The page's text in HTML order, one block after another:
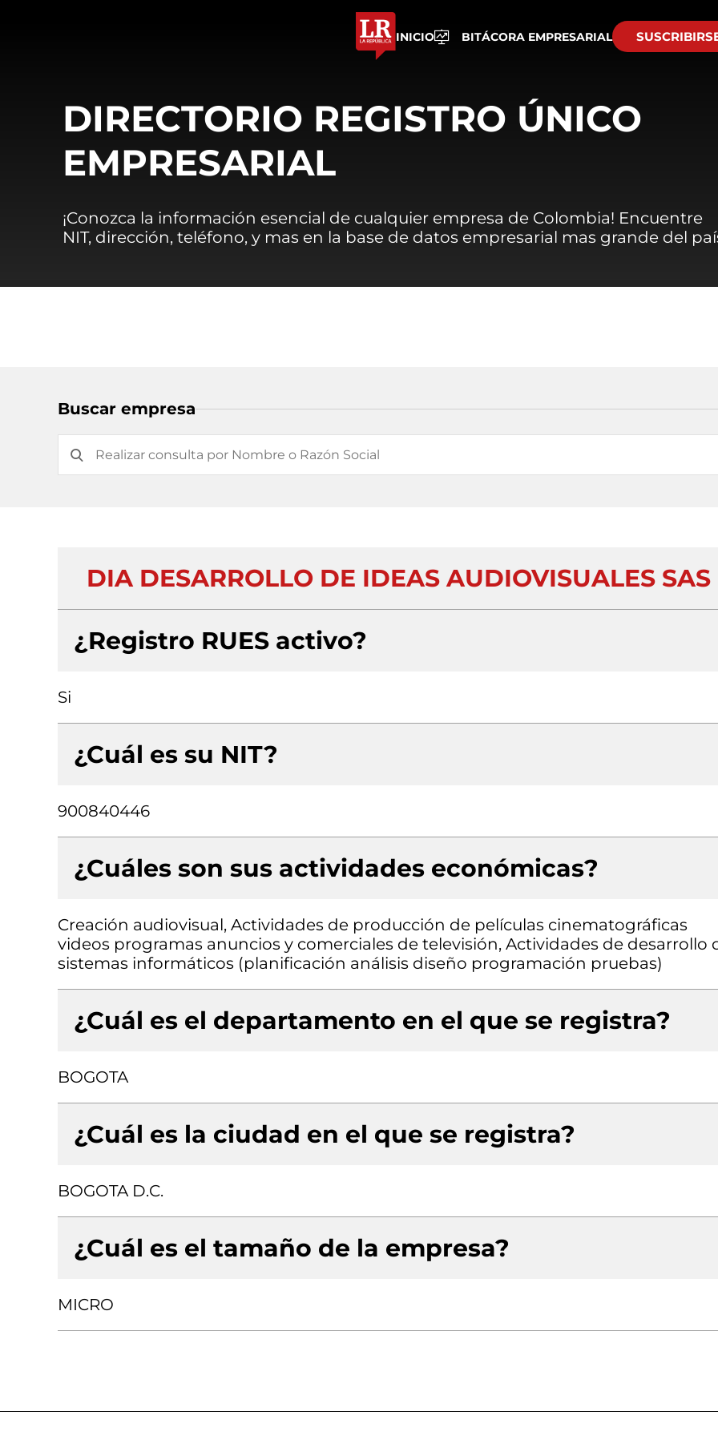
INICIO BITÁCORA EMPRESARIAL
DIRECTORIO REGISTRO ÚNICO
EMPRESARIAL
¡Conozca la información esencial de cualquier empresa de Colombia! Encuentre
NIT, dirección, teléfono, y mas en la base de datos empresarial mas grande del
Buscar empresa
DIA DESARROLLO DE IDEAS AUDIOVISUALES SAS
¿Registro RUES activo?
Si
¿Cuál es su NIT?
900840446
¿Cuáles son sus actividades económicas?
Creación audiovisual, Actividades de producción de películas cinematográficas
videos programas anuncios y comerciales de televisión, Actividades de desarrollo
sistemas informáticos (planificación análisis diseño programación pruebas)
¿Cuál es el departamento en el que se registra?
BOGOTA
¿Cuál es la ciudad en el que se registra?
BOGOTA D.C.
¿Cuál es el tamaño de la empresa?
MICRO